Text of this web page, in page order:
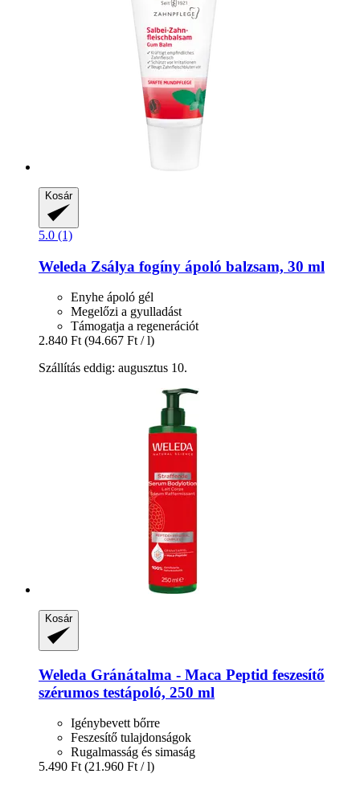
Kosár
5.0 (1)
Weleda Zsálya fogíny ápoló balzsam, 30 ml
Enyhe ápoló gél
Megelőzi a gyulladást
Támogatja a regenerációt
2.840 Ft (94.667 Ft / l)
Szállítás eddig: augusztus 10.
Kosár
Weleda Gránátalma -​ Maca Peptid feszesítő
szérumos testápoló, 250 ml
Igénybevett bőrre
Feszesítő tulajdonságok
Rugalmasság és simaság
5.490 Ft (21.960 Ft / l)